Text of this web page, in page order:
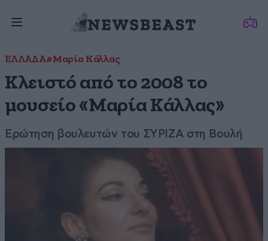
ΕΛΛΑΔΑ#Μαρία Κάλλας
Κλειστό από το 2008 το
μουσείο «Μαρία Κάλλας»
Ερώτηση βουλευτών του ΣΥΡΙΖΑ στη Βουλή